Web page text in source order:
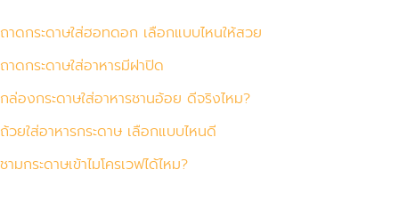
ถาดกระดาษใส่ฮอทดอก เลือกแบบไหนให้สวย
ถาดกระดาษใส่อาหารมีฝาปิด
กล่องกระดาษใส่อาหารชานอ้อย ดีจริงไหม?
ถ้วยใส่อาหารกระดาษ เลือกแบบไหนดี
ชามกระดาษเข้าไมโครเวฟได้ไหม?